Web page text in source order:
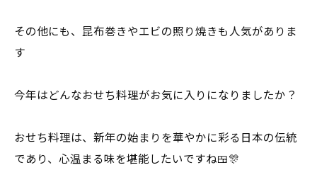
その他にも、昆布巻きやエビの照り焼きも人気がありま
す
今年はどんなおせち料理がお気に入りになりましたか？
おせち料理は、新年の始まりを華やかに彩る日本の伝統
であり、心温まる味を堪能したいですね🍱🎊